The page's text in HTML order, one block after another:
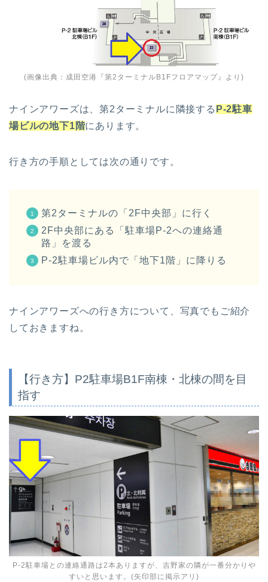
(画像出典： 成田空港『第2ターミナルB1Fフロアマップ』 より)
ナインアワーズは、第2ターミナルに隣接する P-2駐車
場ビルの地下1階にあります。
行き方の手順としては次の通りです。
第2ターミナルの「2F中央部」に行く
2F中央部にある「駐車場P-2への連絡通
路」を渡る
P-2駐車場ビル内で「地下1階」に降りる
ナインアワーズへの行き方について、写真でもご紹介
しておきますね。
【行き方】P2駐車場B1F南棟・北棟の間を目
指す
P-2駐車場との連絡通路は2本ありますが、吉野家の隣が一番分かりや
すいと思います。(矢印部に掲示アリ)